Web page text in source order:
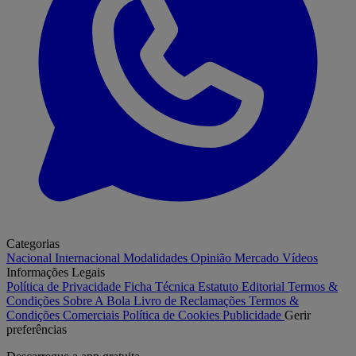
Categorias
Nacional Internacional Modalidades Opinião Mercado Vídeos
Informações Legais
Política de Privacidade Ficha Técnica Estatuto Editorial Termos &
Condições Sobre A Bola Livro de Reclamações Termos &
Condições Comerciais Política de Cookies Publicidade Gerir
preferências